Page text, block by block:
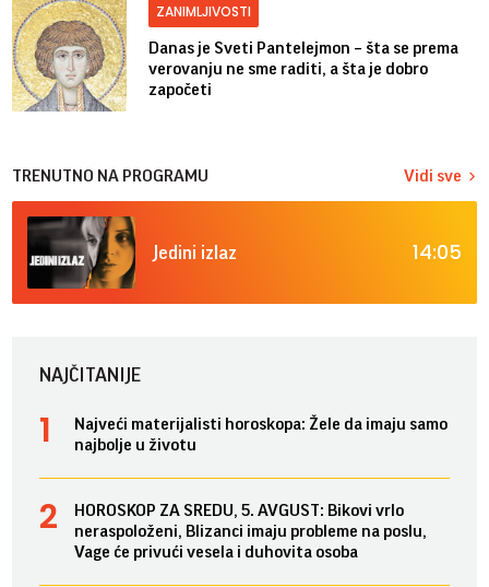
ZANIMLJIVOSTI
Danas je Sveti Pantelejmon – šta se prema
verovanju ne sme raditi, a šta je dobro
započeti
TRENUTNO NA PROGRAMU Vidi sve
Jedini izlaz 14:05
NAJČITANIJE
Najveći materijalisti horoskopa: Žele da imaju samo
najbolje u životu
HOROSKOP ZA SREDU, 5. AVGUST: Bikovi vrlo
neraspoloženi, Blizanci imaju probleme na poslu,
Vage će privući vesela i duhovita osoba